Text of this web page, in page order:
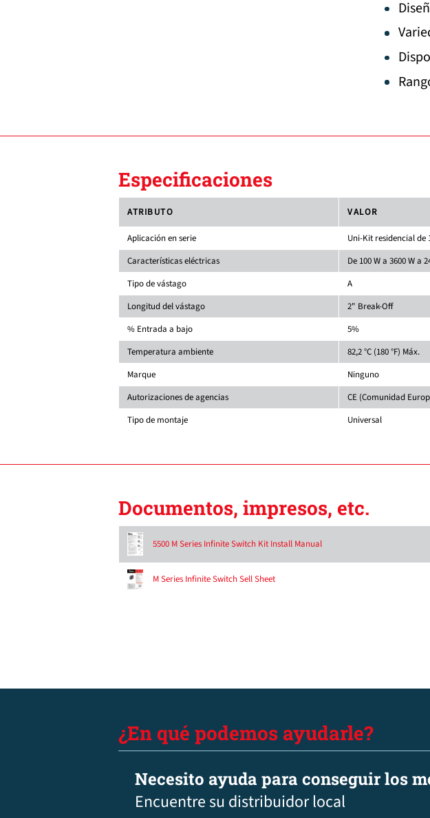
Especificaciones
ATRIBUTO VALOR
Aplicación en serie
Uni-Kit residencial de
Características eléctricas
De 100 W a 3600 W a
Tipo de vástago
A
Longitud del vástago
2" Break-Off
% Entrada a bajo
5%
Temperatura ambiente
82,2 °C (180 °F) Máx.
Marque
Ninguno
Autorizaciones de agencias
CE (Comunidad
Tipo de montaje
Universal
Documentos, impresos, etc.
5500 M Series Infinite Switch Kit Install Manual
M Series Infinite Switch Sell Sheet
¿En qué podemos ayudarle?
Necesito ayuda para conseguir los
Encuentre su distribuidor local